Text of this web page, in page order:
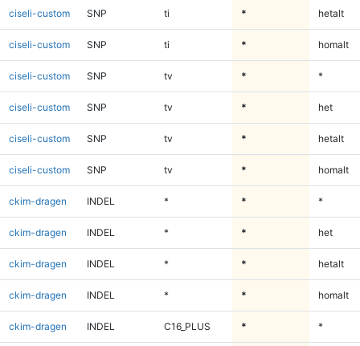
ciseli-custom SNP ti * hetalt
ciseli-custom SNP ti * homalt
ciseli-custom SNP tv * *
ciseli-custom SNP tv * het
ciseli-custom SNP tv * hetalt
ciseli-custom SNP tv * homalt
ckim-dragen INDEL * * *
ckim-dragen INDEL * * het
ckim-dragen INDEL * * hetalt
ckim-dragen INDEL * * homalt
ckim-dragen INDEL C16_PLUS * *